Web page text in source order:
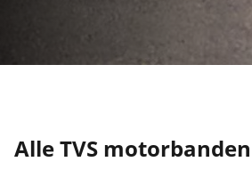
Alle TVS motorbanden